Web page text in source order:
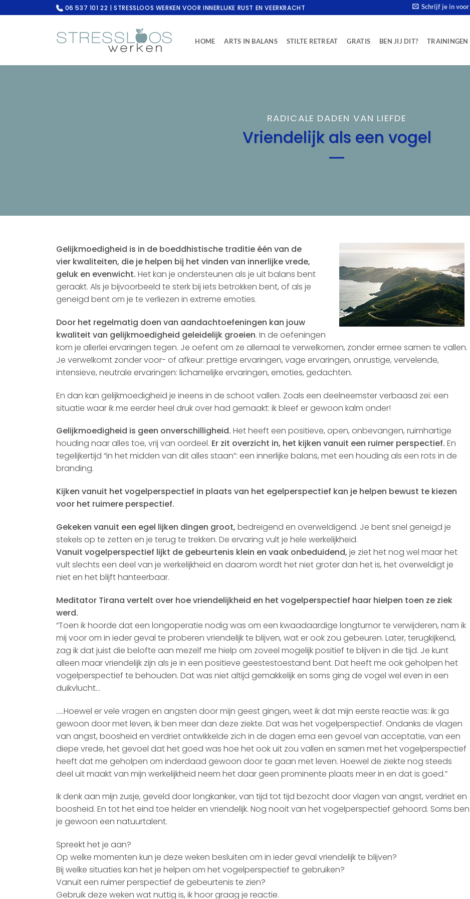
naar
06 537 101 22 | STRESSLOOS WERKEN VOOR INNERLIJKE RUST EN VEERKRACHT Schrijf je in
HOME ARTS IN BALANS STILTE RETREAT GRATIS BEN JIJ DIT? TRAININGEN
RADICALE DADEN VAN LIEFDE
Vriendelijk als een vogel
Gelijkmoedigheid is in de boeddhistische traditie één van de
vier kwaliteiten, die je helpen bij het vinden van innerlijke vrede,
geluk en evenwicht. Het kan je ondersteunen als je uit balans bent
geraakt. Als je bijvoorbeeld te sterk bij iets betrokken bent, of als je
geneigd bent om je te verliezen in extreme emoties.
Door het regelmatig doen van aandacht­oefeningen kan jouw
kwaliteit van gelijkmoedigheid geleidelijk groeien. In de oefeningen
kom je allerlei ervaringen tegen. Je oefent om ze allemaal te verwelkomen, zonder ermee samen te vallen.
Je verwelkomt zonder voor- of afkeur: prettige ervaringen, vage ervaringen, onrustige, vervelende,
intensieve, neutrale ervaringen: lichamelijke ervaringen, emoties, gedachten.
En dan kan gelijkmoedigheid je ineens in de schoot vallen. Zoals een deelneemster verbaasd zei: een
situatie waar ik me eerder heel druk over had gemaakt: ik bleef er gewoon kalm onder!
Gelijkmoedigheid is geen onverschilligheid. Het heeft een positieve, open, onbevangen, ruimhartige
houding naar alles toe, vrij van oordeel. Er zit overzicht in, het kijken vanuit een ruimer perspectief. En
tegelijkertijd “in het midden van dit alles staan”: een innerlijke balans, met een houding als een rots in de
branding.
Kijken vanuit het vogelperspectief in plaats van het egelperspectief kan je helpen bewust te kiezen
voor het ruimere perspectief.
Gekeken vanuit een egel lijken dingen groot, bedreigend en overweldigend. Je bent snel geneigd je
stekels op te zetten en je terug te trekken. De ervaring vult je hele werkelijkheid.
Vanuit vogelperspectief lijkt de gebeurtenis klein en vaak onbeduidend, je ziet het nog wel maar het
vult slechts een deel van je werkelijkheid en daarom wordt het niet groter dan het is, het overweldigt je
niet en het blijft hanteerbaar.
Meditator Tirana vertelt over hoe vriendelijkheid en het vogelperspectief haar hielpen toen ze ziek
werd.
“Toen ik hoorde dat een longoperatie nodig was om een kwaadaardige longtumor te verwijderen, nam ik
mij voor om in ieder geval te proberen vriendelijk te blijven, wat er ook zou gebeuren. Later, terugkijkend,
zag ik dat juist die belofte aan mezelf me hielp om zoveel mogelijk positief te blijven in die tijd. Je kunt
alleen maar vriendelijk zijn als je in een positieve geestestoestand bent. Dat heeft me ook geholpen het
vogelperspectief te behouden. Dat was niet altijd gemakkelijk en soms ging de vogel wel even in een
duikvlucht…
…..Hoewel er vele vragen en angsten door mijn geest gingen, weet ik dat mijn eerste reactie was: ik ga
gewoon door met leven, ik ben meer dan deze ziekte. Dat was het vogelperspectief. Ondanks de vlagen
van angst, boosheid en verdriet ontwikkelde zich in de dagen erna een gevoel van acceptatie, van een
diepe vrede, het gevoel dat het goed was hoe het ook uit zou vallen en samen met het vogelperspectief
heeft dat me geholpen om inderdaad gewoon door te gaan met leven. Hoewel de ziekte nog steeds
deel uit maakt van mijn werkelijkheid neem het daar geen prominente plaats meer in en dat is goed.”
Ik denk aan mijn zusje, geveld door longkanker, van tijd tot tijd bezocht door vlagen van angst, verdriet en
boosheid. En tot het eind toe helder en vriendelijk. Nog nooit van het vogelperspectief gehoord. Soms ben
je gewoon een natuurtalent.
Spreekt het je aan?
Op welke momenten kun je deze weken besluiten om in ieder geval vriendelijk te blijven?
Bij welke situaties kan het je helpen om het vogelperspectief te gebruiken?
Vanuit een ruimer perspectief de gebeurtenis te zien?
Gebruik deze weken wat nuttig is, ik hoor graag je reactie.